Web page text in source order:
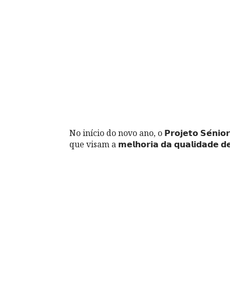
No início do novo ano, o 𝗣𝗿𝗼𝗷𝗲𝘁𝗼
que visam a 𝗺𝗲𝗹𝗵𝗼𝗿𝗶𝗮 𝗱𝗮 𝗾𝘂𝗮𝗹𝗶𝗱𝗮𝗱𝗲